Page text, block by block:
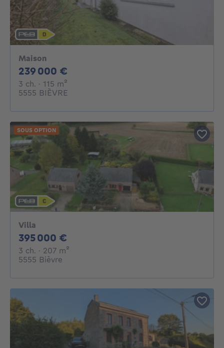
Maison
239 000 €
3 ch. 3 chambres
· 115 m²
5555 BIÈVRE
Villa
395 000 €
3 ch. 3 chambres
· 207 m²
5555 Bièvre
SOUS OPTION